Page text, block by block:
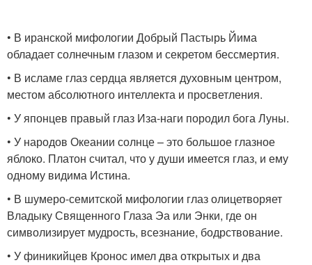
• В иранской мифологии Добрый Пастырь Йима
обладает солнечным глазом и секретом бессмертия.
• В исламе глаз сердца является духовным центром,
местом абсолютного интеллекта и просветления.
• У японцев правый глаз Иза-наги породил бога Луны.
• У народов Океании солнце – это большое глазное
яблоко. Платон считал, что у души имеется глаз, и ему
одному видима Истина.
• В шумеро-семитской мифологии глаз олицетворяет
Владыку Священного Глаза Эа или Энки, где он
символизирует мудрость, всезнание, бодрствование.
• У финикийцев Кронос имел два открытых и два